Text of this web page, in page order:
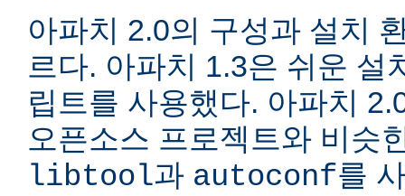
아파치 2.0의 구성과 설치
르다. 아파치 1.3은 쉬운 설
립트를 사용했다. 아파치
오픈소스 프로젝트와 비슷
libtool과 autoconf를